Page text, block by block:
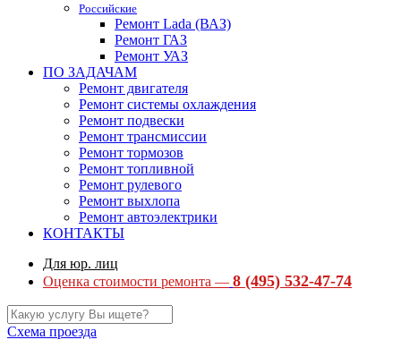
Российские
Ремонт Lada (ВАЗ)
Ремонт ГАЗ
Ремонт УАЗ
ПО ЗАДАЧАМ
Ремонт двигателя
Ремонт системы охлаждения
Ремонт подвески
Ремонт трансмиссии
Ремонт тормозов
Ремонт топливной
Ремонт рулевого
Ремонт выхлопа
Ремонт автоэлектрики
КОНТАКТЫ
Для юр. лиц
Оценка стоимости ремонта — 8 (495) 532-47-74
Схема проезда